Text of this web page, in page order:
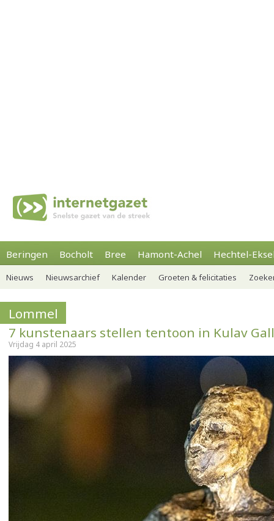
Beringen Bocholt Bree Hamont-Achel Hechtel-
Nieuws Nieuwsarchief Kalender Groeten & felicitaties
Lommel
7 kunstenaars stellen tentoon in Kulav
Vrijdag 4 april 2025